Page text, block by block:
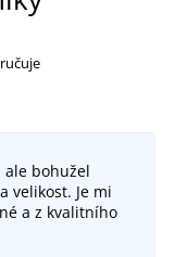
bohužel
velikost. Je mi
a z kvalitního